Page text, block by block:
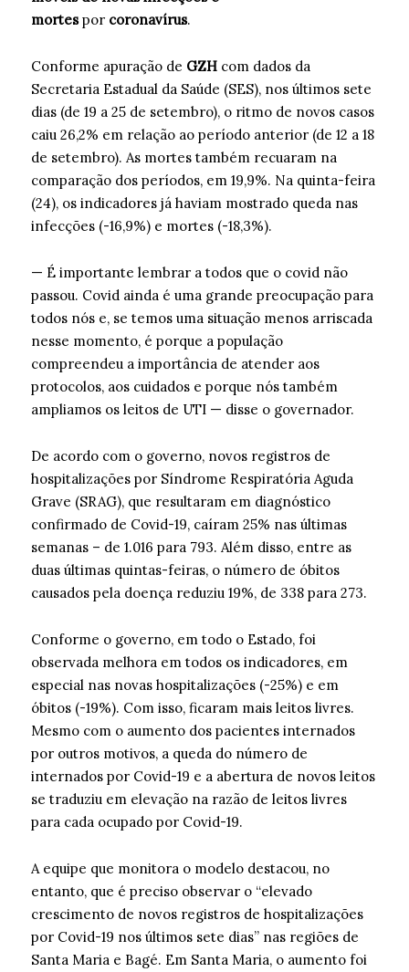
mortespor coronavírus.
Conforme apuração de GZH com dados da
Secretaria Estadual da Saúde (SES), nos últimos sete
dias (de 19 a 25 de setembro), o ritmo de novos casos
caiu 26,2% em relação ao período anterior (de 12 a 18
de setembro). As mortes também recuaram na
comparação dos períodos, em 19,9%. Na quinta-feira
(24), os indicadores já haviam mostrado queda nas
infecções (-16,9%) e mortes (-18,3%).
— É importante lembrar a todos que o covid não
passou. Covid ainda é uma grande preocupação para
todos nós e, se temos uma situação menos arriscada
nesse momento, é porque a população
compreendeu a importância de atender aos
protocolos, aos cuidados e porque nós também
ampliamos os leitos de UTI — disse o governador.
De acordo com o governo, novos registros de
hospitalizações por Síndrome Respiratória Aguda
Grave (SRAG), que resultaram em diagnóstico
confirmado de Covid-19, caíram 25% nas últimas
semanas – de 1.016 para 793. Além disso, entre as
duas últimas quintas-feiras, o número de óbitos
causados pela doença reduziu 19%, de 338 para 273.
Conforme o governo, em todo o Estado, foi
observada melhora em todos os indicadores, em
especial nas novas hospitalizações (-25%) e em
óbitos (-19%). Com isso, ficaram mais leitos livres.
Mesmo com o aumento dos pacientes internados
por outros motivos, a queda do número de
internados por Covid-19 e a abertura de novos leitos
se traduziu em elevação na razão de leitos livres
para cada ocupado por Covid-19.
A equipe que monitora o modelo destacou, no
entanto, que é preciso observar o “elevado
crescimento de novos registros de hospitalizações
por Covid-19 nos últimos sete dias” nas regiões de
Santa Maria e Bagé. Em Santa Maria, o aumento foi